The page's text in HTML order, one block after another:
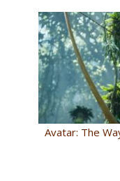
Avatar: The